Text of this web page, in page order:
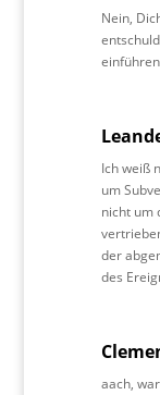
Nein,
Ich weiß
um
nicht um
der
des
aach,